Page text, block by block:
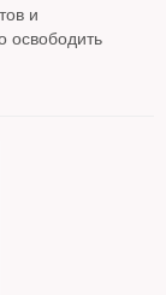
и
освободить